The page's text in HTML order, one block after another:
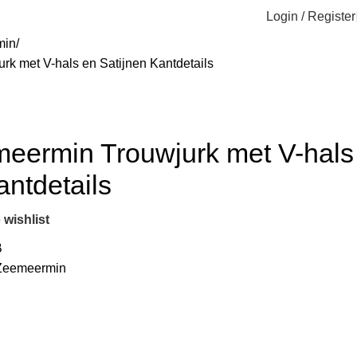
Login / Register
met V-hals en Satijnen Kantdetails
Trouwjurk met V-hals
wishlist